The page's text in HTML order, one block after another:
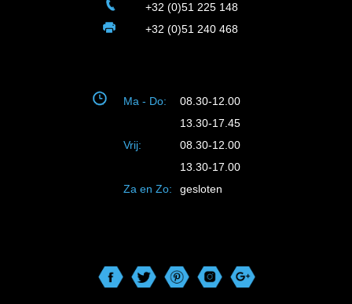
+32 (0)51 225 148
+32 (0)51 240 468
Ma - Do:
08.30-12.00
13.30-17.45
Vrij:
08.30-12.00
13.30-17.00
Za en Zo:
gesloten